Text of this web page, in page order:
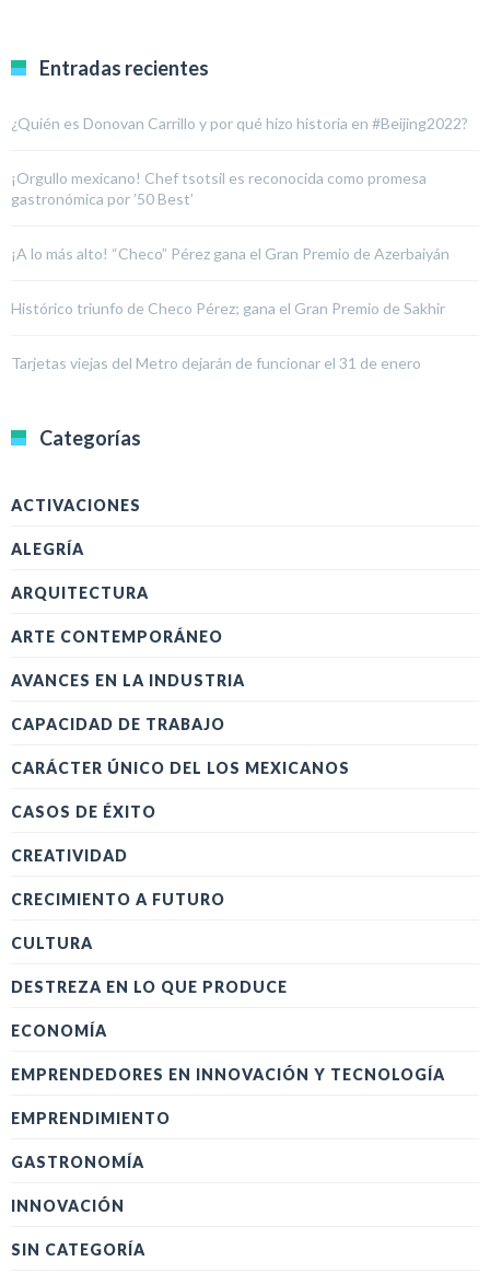
Entradas recientes
¿Quién es Donovan Carrillo y por qué hizo historia en #Beijing2022?
¡Orgullo mexicano! Chef tsotsil es reconocida como promesa
gastronómica por ’50 Best’
¡A lo más alto! “Checo” Pérez gana el Gran Premio de Azerbaiyán
Histórico triunfo de Checo Pérez; gana el Gran Premio de Sakhir
Tarjetas viejas del Metro dejarán de funcionar el 31 de enero
Categorías
ACTIVACIONES
ALEGRÍA
ARQUITECTURA
ARTE CONTEMPORÁNEO
AVANCES EN LA INDUSTRIA
CAPACIDAD DE TRABAJO
CARÁCTER ÚNICO DEL LOS MEXICANOS
CASOS DE ÉXITO
CREATIVIDAD
CRECIMIENTO A FUTURO
CULTURA
DESTREZA EN LO QUE PRODUCE
ECONOMÍA
EMPRENDEDORES EN INNOVACIÓN Y TECNOLOGÍA
EMPRENDIMIENTO
GASTRONOMÍA
INNOVACIÓN
SIN CATEGORÍA